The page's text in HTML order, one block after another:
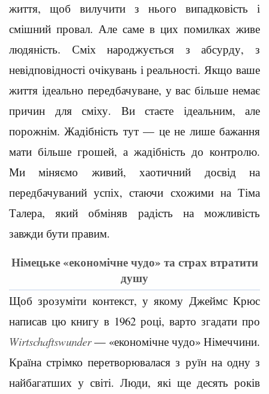
життя, щоб вилучити з нього випадковість і
смішний провал. Але саме в цих помилках живе
людяність. Сміх народжується з абсурду, з
невідповідності очікувань і реальності. Якщо ваше
життя ідеально передбачуване, у вас більше немає
причин для сміху. Ви стаєте ідеальним, але
порожнім. Жадібність тут — це не лише бажання
мати більше грошей, а жадібність до контролю.
Ми міняємо живий, хаотичний досвід на
передбачуваний успіх, стаючи схожими на Тіма
Талера, який обміняв радість на можливість
завжди бути правим.
Німецьке «економічне чудо» та страх втратити
душу
Щоб зрозуміти контекст, у якому Джеймс Крюс
написав цю книгу в 1962 році, варто згадати про
Wirtschaftswunder— «економічне чудо» Німеччини.
Країна стрімко перетворювалася з руїн на одну з
найбагатших у світі. Люди, які ще десять років